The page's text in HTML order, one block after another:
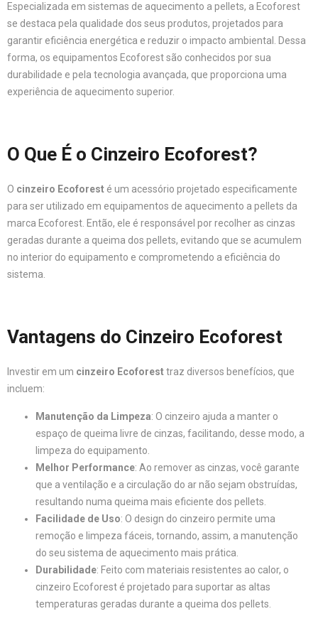
Especializada em sistemas de aquecimento a pellets, a Ecoforest
se destaca pela qualidade dos seus produtos, projetados para
garantir eficiência energética e reduzir o impacto ambiental. Dessa
forma, os equipamentos Ecoforest são conhecidos por sua
durabilidade e pela tecnologia avançada, que proporciona uma
experiência de aquecimento superior.
O Que É o Cinzeiro Ecoforest?
O cinzeiro Ecoforest é um acessório projetado especificamente
para ser utilizado em equipamentos de aquecimento a pellets da
marca Ecoforest. Então, ele é responsável por recolher as cinzas
geradas durante a queima dos pellets, evitando que se acumulem
no interior do equipamento e comprometendo a eficiência do
sistema.
Vantagens do Cinzeiro Ecoforest
Investir em um cinzeiro Ecoforesttraz diversos benefícios, que
incluem:
Manutenção da Limpeza: O cinzeiro ajuda a manter o
espaço de queima livre de cinzas, facilitando, desse modo, a
limpeza do equipamento.
Melhor Performance: Ao remover as cinzas, você garante
que a ventilação e a circulação do ar não sejam obstruídas,
resultando numa queima mais eficiente dos pellets.
Facilidade de Uso: O design do cinzeiro permite uma
remoção e limpeza fáceis, tornando, assim, a manutenção
do seu sistema de aquecimento mais prática.
Durabilidade: Feito com materiais resistentes ao calor, o
cinzeiro Ecoforest é projetado para suportar as altas
temperaturas geradas durante a queima dos pellets.